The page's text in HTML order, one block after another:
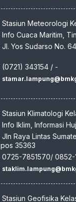
Stasiun Meteorologi
Info Cuaca Maritim,
Jl. Yos Sudarso No.
(0721) 343154 / -
Stasiun Klimatologi
Info Iklim, Informasi
Jln Raya Lintas
35363
0725-7851570/ 0852-
Stasiun Geofisika